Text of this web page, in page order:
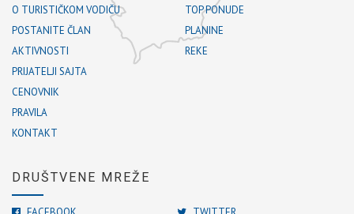
O TURISTIČKOM VODIČU
POSTANITE ČLAN
AKTIVNOSTI
PRIJATELJI SAJTA
CENOVNIK
PRAVILA
KONTAKT
TOP PONUDE
PLANINE
REKE
DRUŠTVENE MREŽE